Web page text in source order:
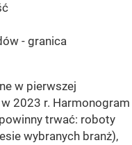
- granica
w pierwszej
2023 r. Harmonogram
trwać: roboty
wybranych branż),